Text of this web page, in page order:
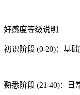
好感度等级说明
初识阶段 (0-20)：基
熟悉阶段 (21-40)：日